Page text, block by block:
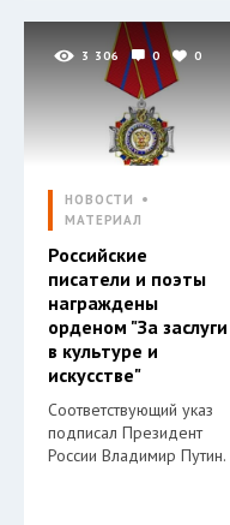
3 306 0 0
НОВОСТИ
МАТЕРИАЛ
Российские
писатели и поэты
награждены
орденом "За заслуги
в культуре и
искусстве"
Соответствующий указ
подписал Президент
России Владимир Путин.